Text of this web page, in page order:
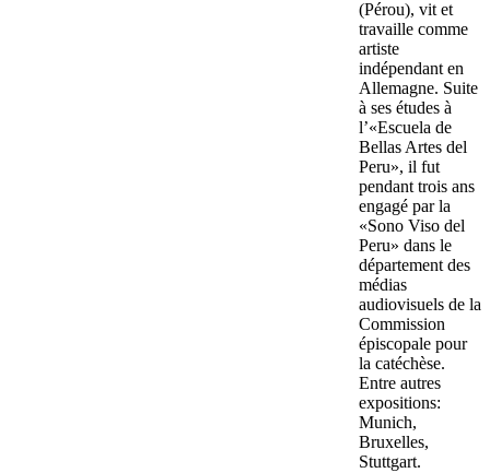
(Pérou), vit et
travaille comme
artiste
indépendant en
Allemagne. Suite
à ses études à
l’«Escuela de
Bellas Artes del
Peru», il fut
pendant trois ans
engagé par la
«Sono Viso del
Peru» dans le
département des
médias
audiovisuels de la
Commission
épiscopale pour
la catéchèse.
Entre autres
expositions:
Munich,
Bruxelles,
Stuttgart.